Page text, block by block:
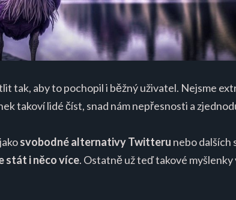
tak, aby to pochopil i běžný uživatel. Nejsme
takoví lidé číst, snad nám nepřesnosti a
svobodné alternativy Twitteru nebo dalších
stát i něco více. Ostatně už teď takové